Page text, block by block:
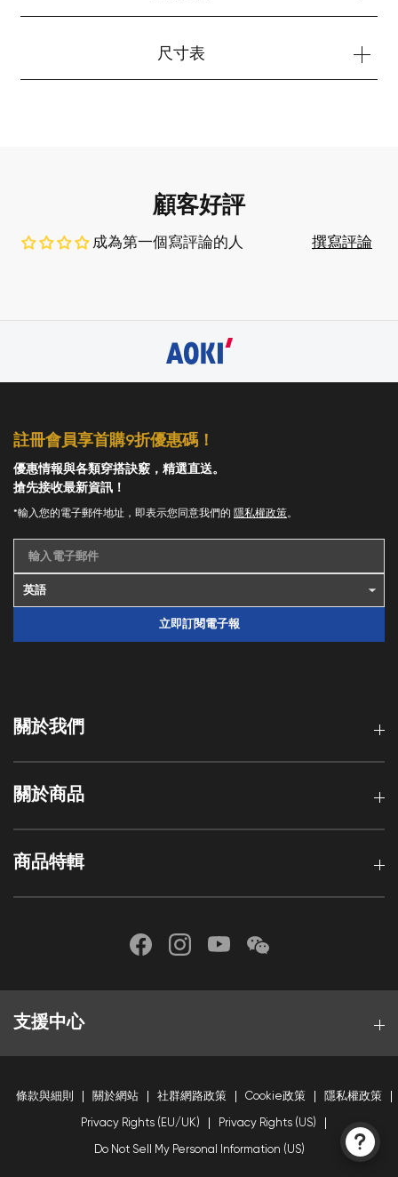
尺寸表
顧客好評
成為第一個寫評論的人 撰寫評論
關於我們
關於商品
商品特輯
註冊會員享首購9折優惠碼！
優惠情報與各類穿搭訣竅，精選直送。
搶先接收最新資訊！
*輸入您的電子郵件地址，即表示您同意我們的 隱私權政策。
輸入電子郵件
立即訂閱電子報
支援中心
條款與細則 關於網站 社群網路政策 Cookie政策 隱私權政策
Privacy Rights (EU/UK) Privacy Rights (US)
Do Not Sell My Personal Information (US)